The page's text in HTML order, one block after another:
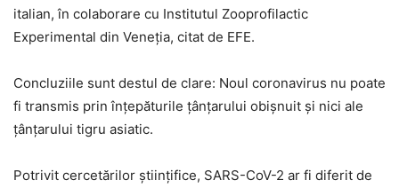
italian, în colaborare cu Institutul Zooprofilactic
Experimental din Veneţia, citat de EFE.
Concluziile sunt destul de clare: Noul coronavirus nu poate
fi transmis prin înţepăturile ţânţarului obişnuit şi nici ale
ţânţarului tigru asiatic.
Potrivit cercetărilor științifice, SARS-CoV-2 ar fi diferit de